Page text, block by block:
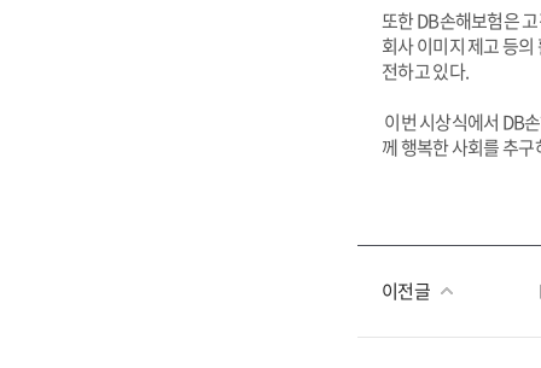
또한 DB손해보험은
회사 이미지 제고 등
전하고 있다.
이번 시상식에서 DB
께 행복한 사회를 추
이전글